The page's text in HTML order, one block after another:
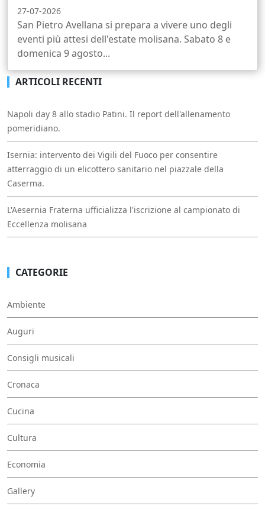
27-07-2026
San Pietro Avellana si prepara a vivere uno degli
eventi più attesi dell'estate molisana. Sabato 8 e
domenica 9 agosto...
ARTICOLI RECENTI
Napoli day 8 allo stadio Patini. Il report dell'allenamento
pomeridiano.
Isernia: intervento dei Vigili del Fuoco per consentire
atterraggio di un elicottero sanitario nel piazzale della
Caserma.
L'Aesernia Fraterna ufficializza l'iscrizione al campionato di
Eccellenza molisana
CATEGORIE
Ambiente
Auguri
Consigli musicali
Cronaca
Cucina
Cultura
Economia
Gallery